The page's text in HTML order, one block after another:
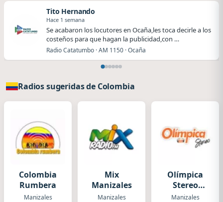
Tito Hernando
Hace 1 semana
Se acabaron los locutores en Ocaña,les toca decirle a los
costeños para que hagan la publicidad,con …
Radio Catatumbo · AM 1150 · Ocaña
Radios sugeridas de Colombia
Colombia
Rumbera
Manizales
Mix
Manizales
Manizales
Olímpica
Stereo
Manizalez
Manizales